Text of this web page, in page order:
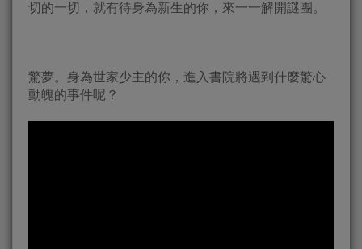
切的一切，就有待身為新生的你，來一一解開謎團。
驚夢。身為世家少主的你，進入書院將遇到什麼驚心
動魄的事件呢？